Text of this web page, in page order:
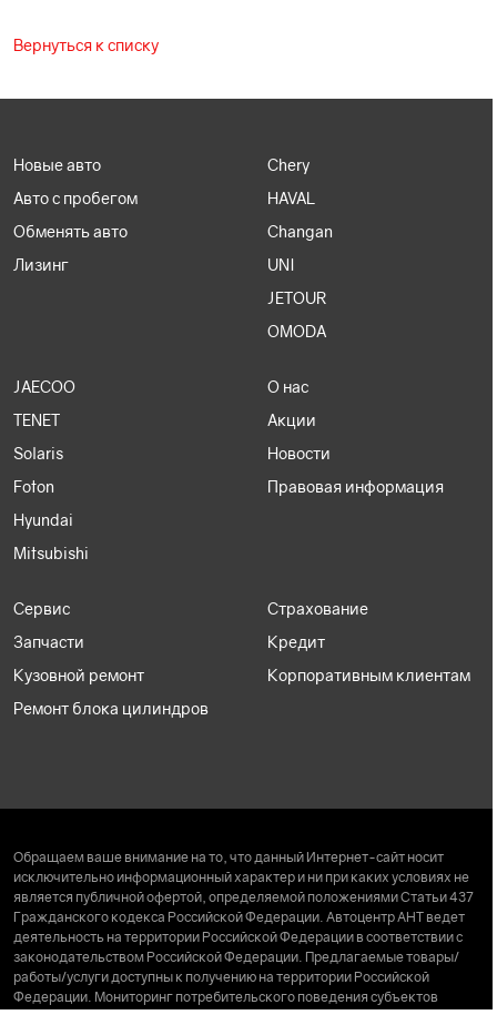
Вернуться к списку
Новые авто
Авто с пробегом
Обменять авто
Лизинг
Chery
HAVAL
Changan
UNI
JETOUR
OMODA
JAECOO
TENET
Solaris
Foton
Hyundai
Mitsubishi
О нас
Акции
Новости
Правовая информация
Сервис
Запчасти
Кузовной ремонт
Ремонт блока цилиндров
Страхование
Кредит
Корпоративным клиентам
Обращаем ваше внимание на то, что данный Интернет-сайт носит
исключительно информационный характер и ни при каких условиях не
является публичной офертой, определяемой положениями Статьи 437
Гражданского кодекса Российской Федерации. Автоцентр АНТ ведет
деятельность на территории Российской Федерации в соответствии с
законодательством Российской Федерации. Предлагаемые товары/
работы/услуги доступны к получению на территории Российской
Федерации. Мониторинг потребительского поведения субъектов